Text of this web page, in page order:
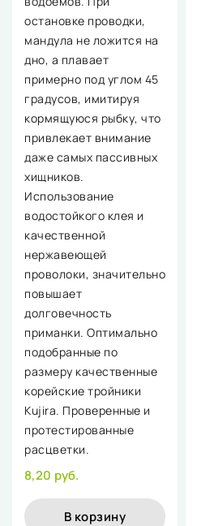
остановке проводки,
мандула не ложится на
дно, а плавает
примерно под углом 45
градусов, имитируя
кормящуюся рыбку, что
привлекает внимание
даже самых пассивных
хищников.
Использование
водостойкого клея и
качественной
нержавеющей
проволоки, значительно
повышает
долговечность
приманки. Оптимально
подобранные по
размеру качественные
корейские тройники
Kujira. Проверенные и
протестированные
расцветки.
8,20 руб.
В корзину